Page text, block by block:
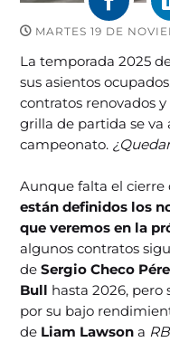
MARTES 19 DE
La temporada 2025
sus asientos
contratos renovados
grilla de partida se
campeonato.
Aunque falta el
están definidos los
que veremos en la
algunos contratos
deSergio Checo
Bull hasta 2026,
por su bajo
de Liam Lawson a RB